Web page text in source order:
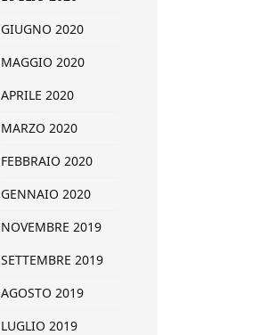
GIUGNO 2020
MAGGIO 2020
APRILE 2020
MARZO 2020
FEBBRAIO 2020
GENNAIO 2020
NOVEMBRE 2019
SETTEMBRE 2019
AGOSTO 2019
LUGLIO 2019